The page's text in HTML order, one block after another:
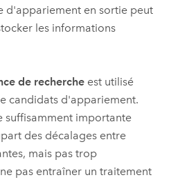
d'appariement en sortie peut
les informations
de recherche est utilisé
candidats d'appariement.
suffisamment importante
des décalages entre
mais pas trop
pas entraîner un traitement